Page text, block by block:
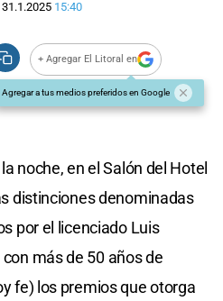
15:40
+ Agregar El Litoral en
Agregar a tus medios preferidos en Google
noche, en el Salón del Hotel
distinciones denominadas
por el licenciado Luis
más de 50 años de
fe) los premios que otorga